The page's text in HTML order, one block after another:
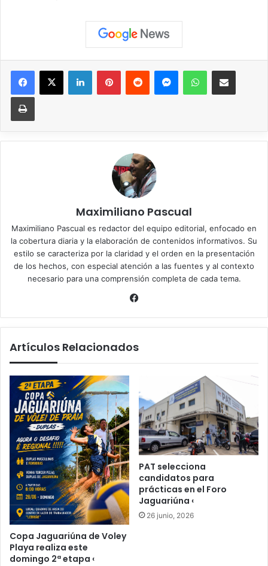
Facebook
X LinkedInPinterestReddit MessengerWhatsAppCompartir vía correo
Imprimir
Maximiliano Pascual
Maximiliano Pascual es redactor del equipo editorial, enfocado en
la cobertura diaria y la elaboración de contenidos informativos. Su
estilo se caracteriza por la claridad y el orden en la presentación
de los hechos, con especial atención a las fuentes y al contexto
necesario para una comprensión completa de cada tema.
Artículos Relacionados
Copa Jaguariúna de Voley
Playa realiza este
domingo 2ª etapa ‹
PAT selecciona
candidatos para
prácticas en el Foro
Jaguariúna ‹
26 junio, 2026